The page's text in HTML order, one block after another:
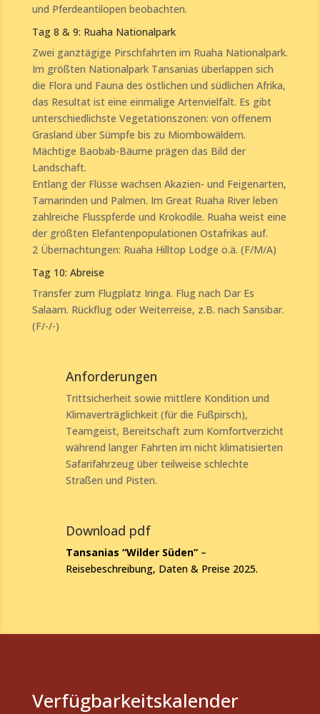
und Pferdeantilopen beobachten.
Tag 8 & 9: Ruaha Nationalpark
Zwei ganztägige Pirschfahrten im Ruaha Nationalpark.
Im größten Nationalpark Tansanias überlappen sich
die Flora und Fauna des östlichen und südlichen Afrika,
das Resultat ist eine einmalige Artenvielfalt. Es gibt
unterschiedlichste Vegetationszonen: von offenem
Grasland über Sümpfe bis zu Miombowäldern.
Mächtige Baobab-Bäume prägen das Bild der
Landschaft.
Entlang der Flüsse wachsen Akazien- und Feigenarten,
Tamarinden und Palmen. Im Great Ruaha River leben
zahlreiche Flusspferde und Krokodile. Ruaha weist eine
der größten Elefantenpopulationen Ostafrikas auf.
2 Übernachtungen: Ruaha Hilltop Lodge o.ä. (F/M/A)
Tag 10: Abreise
Transfer zum Flugplatz Iringa. Flug nach Dar Es
Salaam. Rückflug oder Weiterreise, z.B. nach Sansibar.
(F/-/-)
Anforderungen
Trittsicherheit sowie mittlere Kondition und
Klimaverträglichkeit (für die Fußpirsch),
Teamgeist, Bereitschaft zum Komfortverzicht
während langer Fahrten im nicht klimatisierten
Safarifahrzeug über teilweise schlechte
Straßen und Pisten.
Download pdf
Tansanias “Wilder Süden” –
Reisebeschreibung, Daten & Preise 2025.
Verfügbarkeitskalender